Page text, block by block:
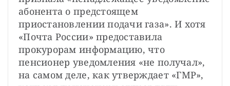
абонента о предстоящем
приостановлении подачи газа». И хотя
«Почта России» предоставила
прокурорам информацию, что
пенсионер уведомления «не получал»,
на самом деле, как утверждает «ГМР»,